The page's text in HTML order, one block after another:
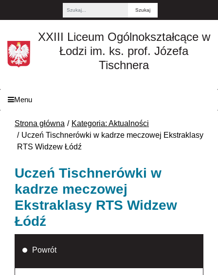
XXIII Liceum Ogólnokształcące w
Łodzi im. ks. prof. Józefa
Tischnera
Menu
Strona główna
Kategoria: Aktualności
Uczeń Tischnerówki w kadrze meczowej Ekstraklasy
RTS Widzew Łódź
Uczeń Tischnerówki w
kadrze meczowej
Ekstraklasy RTS Widzew
Łódź
Powrót